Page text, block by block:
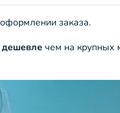
заказа.
дешевле чем на крупных